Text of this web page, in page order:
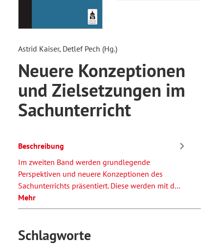
Astrid Kaiser, Detlef Pech (Hg.)
Neuere Konzeptionen
und Zielsetzungen im
Sachunterricht
Beschreibung
Im zweiten Band werden grundlegende
Perspektiven und neuere Konzeptionen des
Sachunterrichts präsentiert. Diese werden mit d…
Mehr
Schlagworte